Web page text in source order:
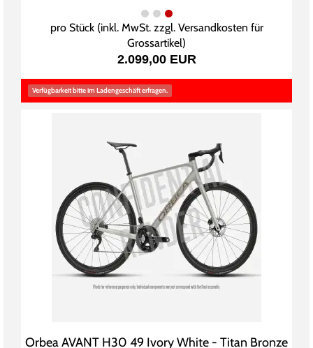
pro Stück (inkl. MwSt. zzgl. Versandkosten für
Grossartikel)
2.099,00 EUR
Verfügbarkeit bitte im Ladengeschäft erfragen.
Orbea AVANT H30 49 Ivory White - Titan Bronze